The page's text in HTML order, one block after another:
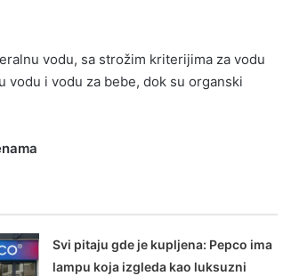
vodu, sa strožim kriterijima za vodu
vodu i vodu za bebe, dok su organski
Svi pitaju gde je kupljena: Pepco ima
lampu koja izgleda kao luksuzni